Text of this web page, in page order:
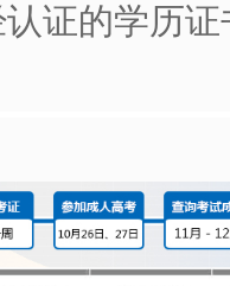
证的学历